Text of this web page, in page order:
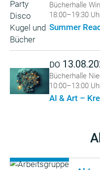
Bücherhalle
18:00–19:30
Summer
DO
Bücherhalle
10:00–13:00
AI & Art –